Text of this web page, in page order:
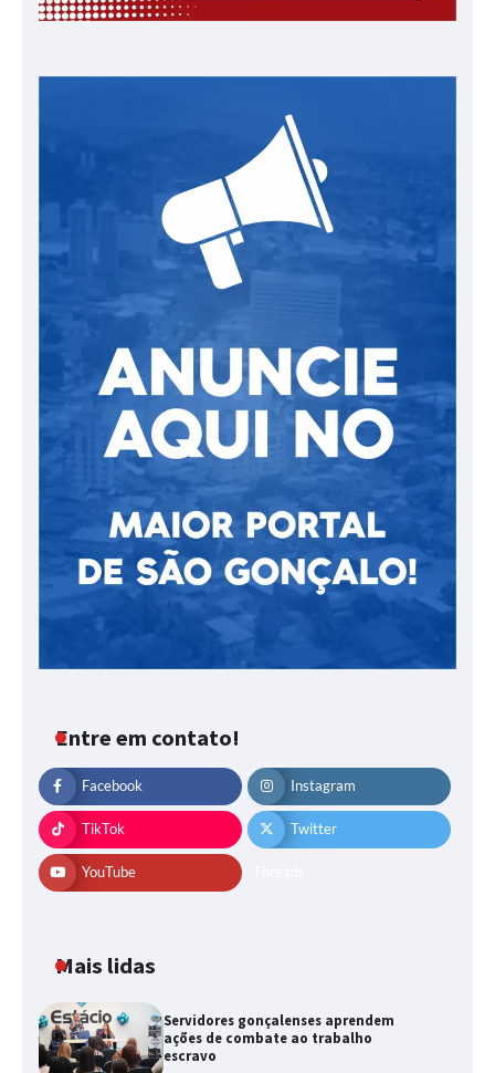
Entre em contato!
Facebook Instagram
TikTok Twitter
YouTube
Mais lidas
Servidores gonçalenses aprendem
ações de combate ao trabalho
escravo